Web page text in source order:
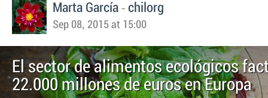
Marta García - chilorg
Sep 08, 2015 at 15:00
El sector de alimentos ecológicos
22.000 millones de euros en Europa